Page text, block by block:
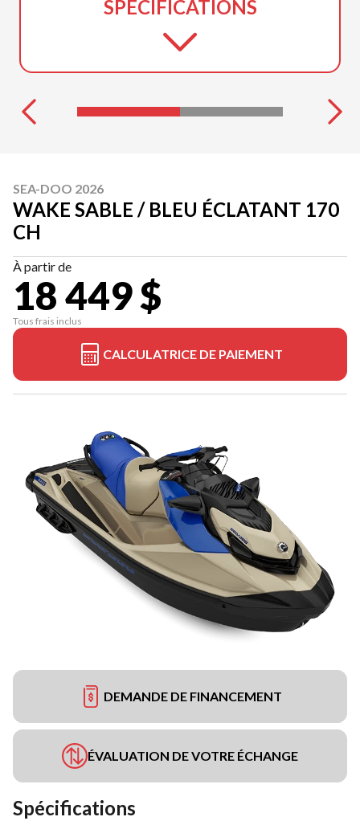
SPÉCIFICATIONS
SEA-DOO 2026
WAKE SABLE / BLEU ÉCLATANT 170
CH
À partir de
18 449 $
Tous frais inclus
CALCULATRICE DE PAIEMENT
DEMANDE DE FINANCEMENT
ÉVALUATION DE VOTRE ÉCHANGE
Spécifications